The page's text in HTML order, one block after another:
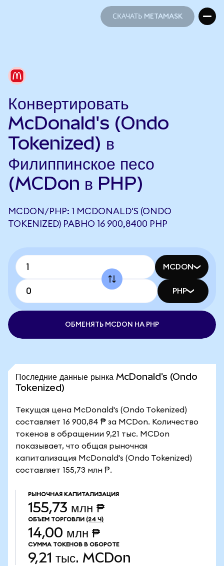
СКАЧАТЬ METAMASK
Конвертировать
McDonald's (Ondo
Tokenized) в
Филиппинское песо
(MCDon в PHP)
MCDON/PHP: 1 MCDONALD'S (ONDO
TOKENIZED) РАВНО 16 900,8400 PHP
MCDON
PHP
ОБМЕНЯТЬ MCDON НА PHP
Последние данные рынка McDonald's (Ondo
Tokenized)
Текущая цена McDonald's (Ondo Tokenized)
составляет 16 900,84 ₱ за MCDon. Количество
токенов в обращении 9,21 тыс. MCDon
показывает, что общая рыночная
капитализация McDonald's (Ondo Tokenized)
составляет 155,73 млн ₱.
РЫНОЧНАЯ КАПИТАЛИЗАЦИЯ
155,73 млн ₱
ОБЪЕМ ТОРГОВЛИ (24 Ч)
14,00 млн ₱
СУММА ТОКЕНОВ В ОБОРОТЕ
9,21 тыс. MCDon